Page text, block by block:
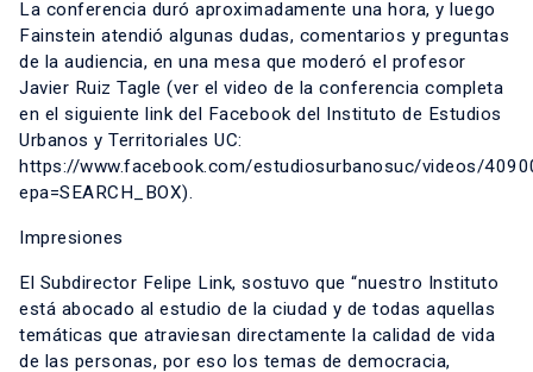
La conferencia duró aproximadamente una hora, y luego
Fainstein atendió algunas dudas, comentarios y preguntas
de la audiencia, en una mesa que moderó el profesor
Javier Ruiz Tagle (ver el video de la conferencia completa
en el siguiente link del Facebook del Instituto de Estudios
Urbanos y Territoriales UC:
https://www.facebook.com/estudiosurbanosuc/videos/
epa=SEARCH_BOX).
Impresiones
El Subdirector Felipe Link, sostuvo que “nuestro Instituto
está abocado al estudio de la ciudad y de todas aquellas
temáticas que atraviesan directamente la calidad de vida
de las personas, por eso los temas de democracia,